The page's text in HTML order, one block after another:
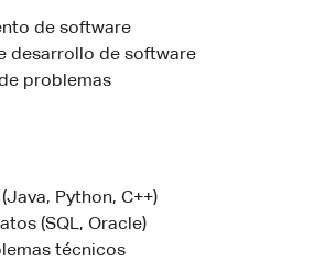
de software
desarrollo de software
problemas
Python, C++)
(SQL, Oracle)
técnicos